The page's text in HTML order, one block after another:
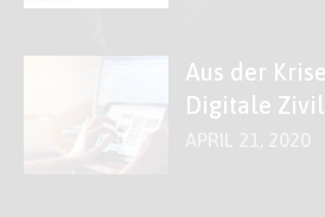
Aus der
Digitale